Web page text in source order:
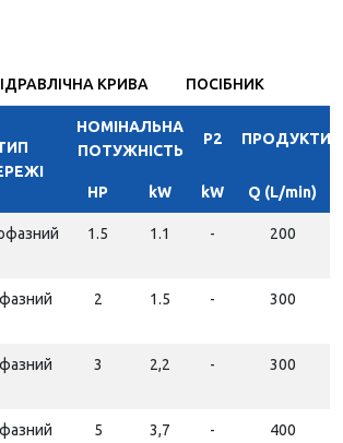
КРИВА ПОСІБНИК
НОМІНАЛЬНА
ПОТУЖНІСТЬ
P2
HP kW kW Q (L/min)
1.5 1.1 - 200
2 1.5 - 300
3 2,2 - 300
5 3,7 - 400